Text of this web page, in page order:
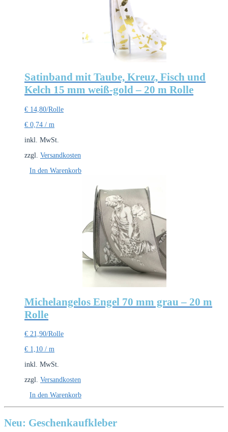
Satinband mit Taube, Kreuz, Fisch und
Kelch 15 mm weiß-gold – 20 m Rolle
€ 14,80/Rolle
€ 0,74 / m
inkl. MwSt.
zzgl. Versandkosten
In den Warenkorb
Michelangelos Engel 70 mm grau – 20 m
Rolle
€ 21,90/Rolle
€ 1,10 / m
inkl. MwSt.
zzgl. Versandkosten
In den Warenkorb
Neu: Geschenkaufkleber